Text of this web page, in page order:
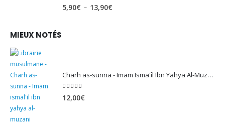
0 sur 5
5,90€ – 13,90€
MIEUX NOTÉS
Charh as-sunna - Imam Isma'îl Ibn Yahya Al-Muzanî
5.00sur 5
12,00€